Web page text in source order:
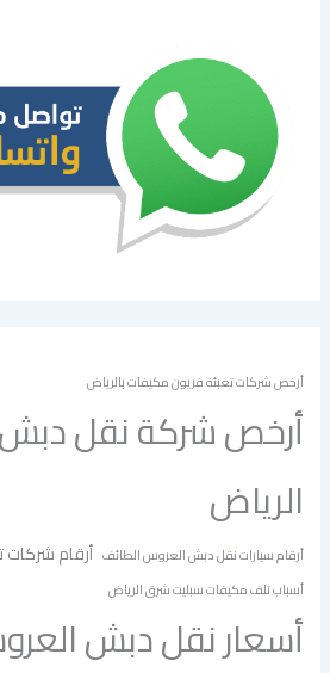
أرخص شركات تعبئة فريون مكيفات بالرياض
أرخص شركة نقل
الرياض
أرقام سيارات نقل دبش العروس الطائف أرقام شركات
أسباب تلف مكيفات سبليت شرق الرياض
أسعار نقل دبش